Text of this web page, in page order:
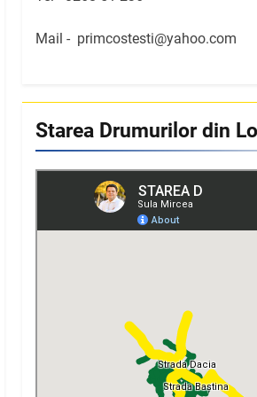
Mail - primcostesti@yahoo.com
Starea Drumurilor din